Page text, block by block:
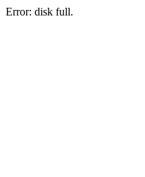
Error: disk full.